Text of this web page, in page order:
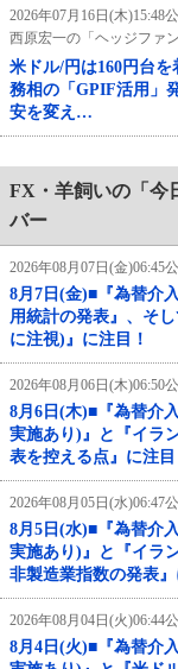
2026年07月16日(木)15:48
西原宏一の「ヘッジファ
米ドル/円は160円台
務相の「GPIF活用」
安を変え…
FX・羊飼いの「今
バー
2026年08月07日(金)06:45
8月7日(金)■『為替介
用統計の発表』、そ
に注視)』に注目！
2026年08月06日(木)06:50
8月6日(木)■『為替介
実施あり)』と『イラ
表を控える点』に注目
2026年08月05日(水)06:47
8月5日(水)■『為替介
実施あり)』と『イラ
非製造業指数の発表』
2026年08月04日(火)06:44
8月4日(火)■『為替介